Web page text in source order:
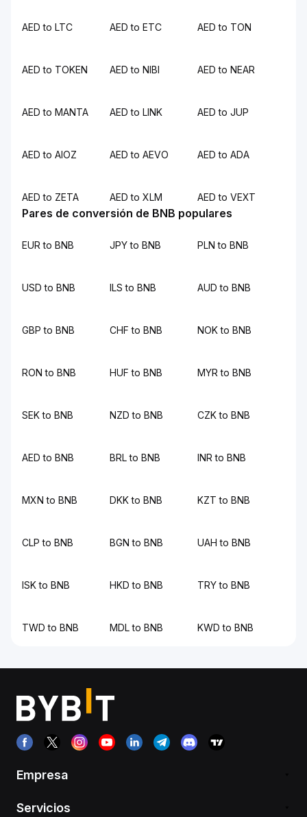
AED to LTC AED to ETC AED to TON
AED to TOKEN AED to NIBI AED to NEAR
AED to MANTA AED to LINK AED to JUP
AED to AIOZ AED to AEVO AED to ADA
AED to ZETA AED to XLM AED to VEXT
Pares de conversión de BNB populares
EUR to BNB JPY to BNB PLN to BNB
USD to BNB ILS to BNB AUD to BNB
GBP to BNB CHF to BNB NOK to BNB
RON to BNB HUF to BNB MYR to BNB
SEK to BNB NZD to BNB CZK to BNB
AED to BNB BRL to BNB INR to BNB
MXN to BNB DKK to BNB KZT to BNB
CLP to BNB BGN to BNB UAH to BNB
ISK to BNB HKD to BNB TRY to BNB
TWD to BNB MDL to BNB KWD to BNB
Empresa
Servicios